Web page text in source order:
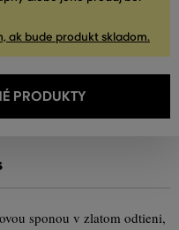
ak bude produkt skladom.
PRODUKTY
sponou v zlatom odtieni,